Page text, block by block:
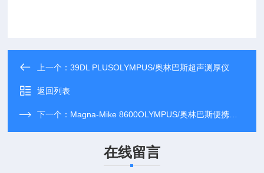
上一个：39DL PLUSOLYMPUS/奥林巴斯超声测厚仪
返回列表
下一个： Magna-Mike 8600OLYMPUS/奥林巴斯便携式测厚仪
在线留言